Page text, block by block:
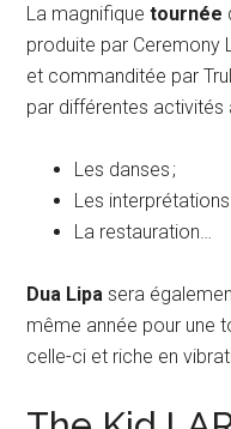
La magnifiquetournée
produite par Ceremony
et commanditée par
par différentes activités
Les danses ;
Les interprétations
La restauration…
Dua Lipa sera
même année pour une
celle-ci et riche en